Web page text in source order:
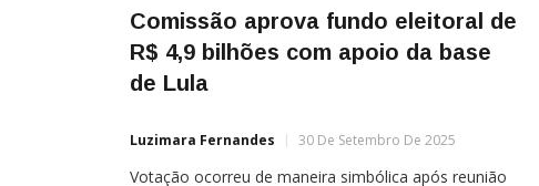
Comissão aprova fundo eleitoral de
R$ 4,9 bilhões com apoio da base
de Lula
Luzimara Fernandes 30 De Setembro De 2025
Votação ocorreu de maneira simbólica após reunião